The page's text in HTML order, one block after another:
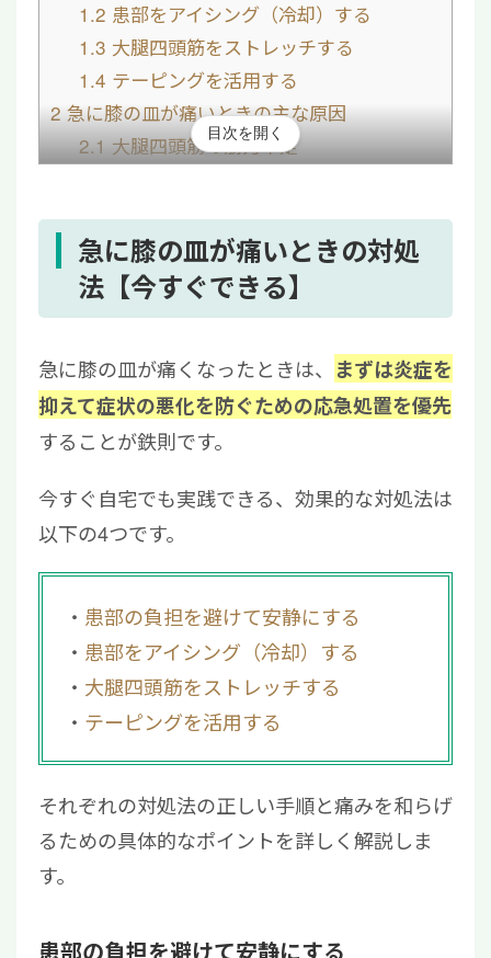
1.2 患部をアイシング（冷却）する
1.3 大腿四頭筋をストレッチする
1.4 テーピングを活用する
2急に膝の皿が痛いときの主な原因
2.1大腿四頭筋の筋力不足
足
2.4
長期的な姿勢不良
急に膝の皿が痛いときに考えられる疾患
3.2半月板損傷
3.3膝蓋軟骨軟化症（ランナー膝）
3.4膝蓋腱炎（ジャンパー膝）
3.6タナ障害
4 急に膝の皿が痛いときによくある質問
4.1膝の痛みが何日続いたら病院に行くべ
き？
4.2 膝の皿の痛みはストレッチで治る？
膝の皿の痛みが長引く場合は早めに医療機関
を受診しよう
目次を開く
急に膝の皿が痛いときの対処
法【今すぐできる】
急に膝の皿が痛くなったときは、
まずは炎症を
抑えて症状の悪化を防ぐための応急処置を優先
することが鉄則です。
今すぐ自宅でも実践できる、効果的な対処法は
以下の4つです。
患部の負担を避けて安静にする
患部をアイシング（冷却）する
大腿四頭筋をストレッチする
テーピングを活用する
それぞれの対処法の正しい手順と痛みを和らげ
るための具体的なポイントを詳しく解説しま
す。
患部の負担を避けて安静にする